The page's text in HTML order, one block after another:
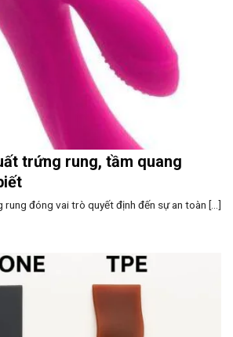
trứng rung, tầm quang
rung đóng vai trò quyết định đến sự an toàn [...]